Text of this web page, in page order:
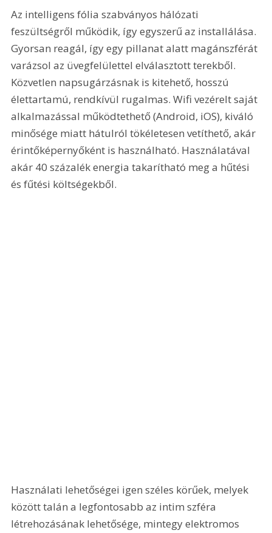
Az intelligens fólia szabványos hálózati
feszültségről működik, így egyszerű az installálása.
Gyorsan reagál, így egy pillanat alatt magánszférát
varázsol az üvegfelülettel elválasztott terekből.
Közvetlen napsugárzásnak is kitehető, hosszú
élettartamú, rendkívül rugalmas. Wifi vezérelt saját
alkalmazással működtethető (Android, iOS), kiváló
minősége miatt hátulról tökéletesen vetíthető, akár
érintőképernyőként is használható. Használatával
akár 40 százalék energia takarítható meg a hűtési
és fűtési költségekből.
Használati lehetőségei igen széles körűek, melyek
között talán a legfontosabb az intim szféra
létrehozásának lehetősége, mintegy elektromos